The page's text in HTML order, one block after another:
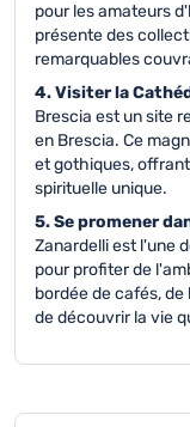
pour les amateurs
présente des
remarquables
4. Visiter la
Brescia est un site
en Brescia. Ce
et gothiques,
spirituelle unique.
5. Se promener
Zanardelli est l'une
pour profiter de
bordée de cafés,
de découvrir la vie